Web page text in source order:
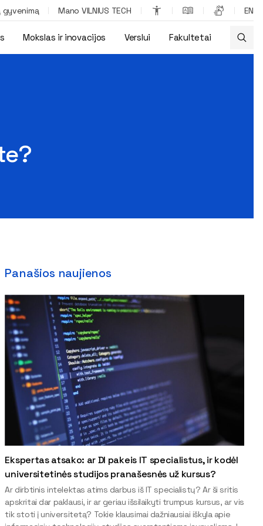
gyvenimą Mano VILNIUS TECH EN
Mokslas ir inovacijos Verslui Fakultetai
Panašios naujienos
Ekspertas atsako: ar DI pakeis IT specialistus, ir kodėl
universitetinės studijos pranašesnės už kursus?
Ar dirbtinis intelektas atims darbus iš IT specialistų? Ar ši sritis
apskritai dar paklausi, ir ar geriau išsilaikyti trumpus kursus, ar vis
tik stoti į universitetą? Tokie klausimai dažniausiai iškyla apie